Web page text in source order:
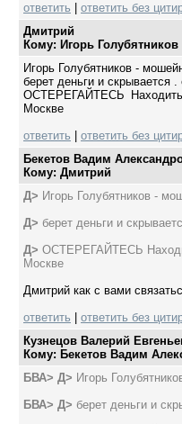
ответить
ответить без
Дмитрий
Кому: Игорь Голубятников
Игорь Голубятников -
берет деньги и скрывается
ОСТЕРЕГАЙТЕСЬ
Москве
ответить
ответить без
Бекетов Вадим
Кому: Дмитрий
Д> Игорь Голубятников -
Д> берет деньги и
Д> ОСТЕРЕГАЙТЕСЬ
Москве
Дмитрий как с вами
ответить
ответить без
Кузнецов Валерий
Кому: Бекетов Вадим
БВА> Д> Игорь
БВА> Д> берет деньги и